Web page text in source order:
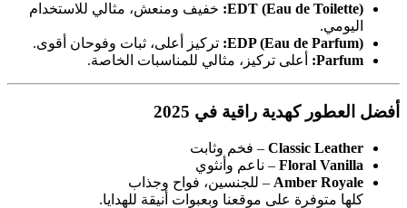
EDT (Eau de Toilette): خفيف ومنعش، مثالي للاستخدام
اليومي.
EDP (Eau de Parfum): تركيز أعلى، ثبات وفوحان أقوى.
Parfum:
أعلى تركيز، مثالي للمناسبات الخاصة.
أفضل العطور كهدية راقية في 2025
Classic Leather – فخم وثابت
Floral Vanilla – ناعم وأنثوي
Amber Royale – للجنسين، فواح وجذاب
كلها متوفرة على موقعنا وبعبوات أنيقة للهدايا.